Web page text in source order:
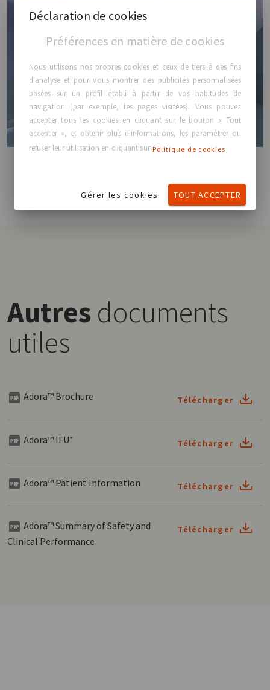
Autres documents
utiles
Adora™ Brochure Télécharger
Adora™ IFU* Télécharger
Adora™ Patient Information Télécharger
Adora™ Summary of Safety and
Clinical Performance
Télécharger
Déclaration de cookies
Préférences en matière de cookies
Nous utilisons nos propres cookies et ceux de tiers à des fins
d'analyse et pour vous montrer des publicités personnalisées
basées sur un profil établi à partir de vos habitudes de
navigation (par exemple, les pages visitées). Vous pouvez
accepter tous les cookies en cliquant sur le bouton « Tout
accepter », et obtenir plus d'informations, les paramétrer ou
refuser leur utilisation en cliquant sur Politique de cookies
Gérer les cookies TOUT ACCEPTER